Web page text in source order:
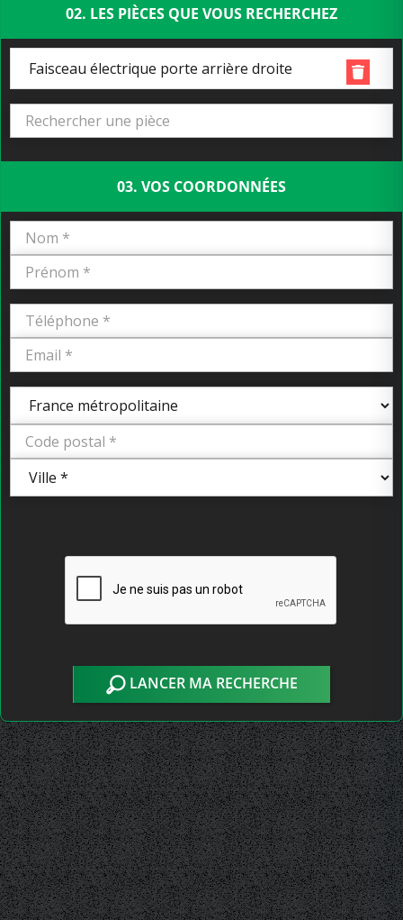
02. LES PIÈCES QUE VOUS RECHERCHEZ
Faisceau électrique porte arrière droite
03. VOS COORDONNÉES
LANCER MA RECHERCHE